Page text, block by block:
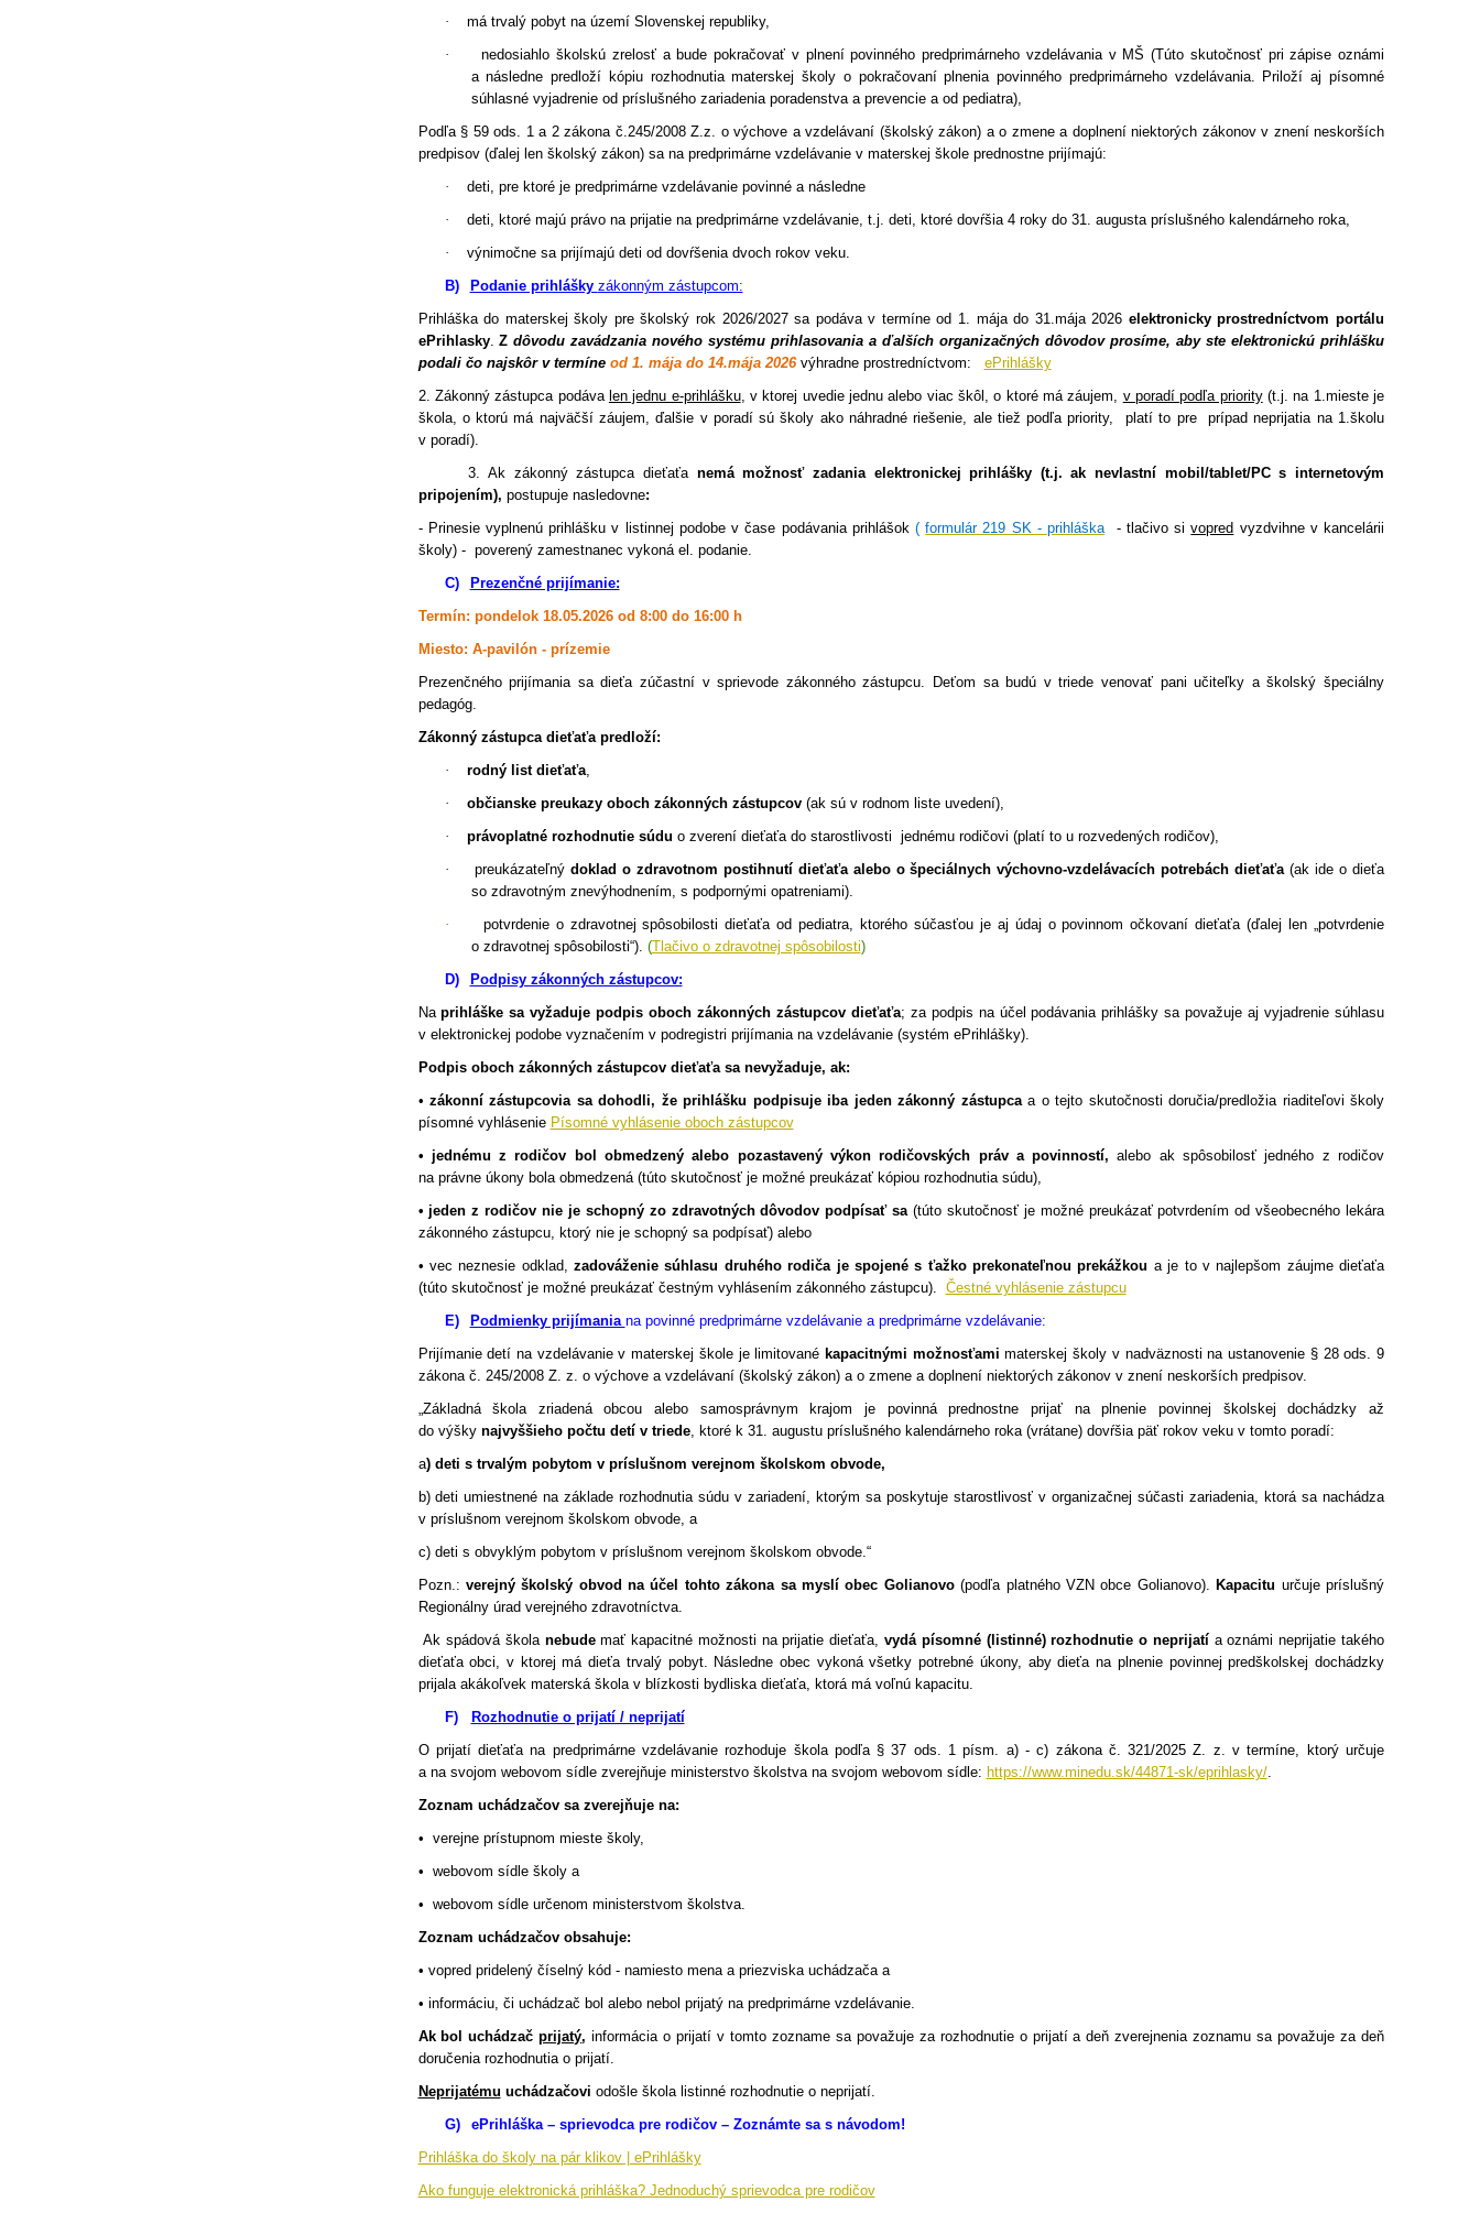
·
má trvalý pobyt na území Slovenskej republiky,
·
nedosiahlo školskú zrelosť a bude pokračovať v plnení povinného predprimárneho vzdelávania v MŠ (Túto skutočnosť pri zápise oznámi
a následne predloží kópiu rozhodnutia materskej školy o pokračovaní plnenia povinného predprimárneho vzdelávania. Priloží aj písomné
súhlasné vyjadrenie od príslušného zariadenia poradenstva a prevencie a od pediatra),
Podľa § 59 ods. 1 a 2 zákona č.245/2008 Z.z. o výchove a vzdelávaní (školský zákon) a o zmene a doplnení niektorých zákonov v znení neskorších
predpisov (ďalej len školský zákon) sa na predprimárne vzdelávanie v materskej škole prednostne prijímajú:
·
deti, pre ktoré je predprimárne vzdelávanie povinné a následne
·
deti, ktoré majú právo na prijatie na predprimárne vzdelávanie, t.j. deti, ktoré dovŕšia 4 roky do 31. augusta príslušného kalendárneho roka,
·
výnimočne sa prijímajú deti od dovŕšenia dvoch rokov veku.
B)
Podanie prihlášky zákonným zástupcom:
Prihláška do materskej školy pre školský rok 2026/2027 sa podáva v termíne od 1. mája do 31.mája 2026 elektronicky prostredníctvom portálu
ePrihlasky.Z dôvodu zavádzania nového systému prihlasovania a ďalších organizačných dôvodov prosíme, aby ste elektronickú prihlášku
podali čo najskôr v termíne od 1. mája do 14.mája 2026 výhradne prostredníctvom: ePrihlášky
2. Zákonný zástupca podáva len jednu e-prihlášku, v ktorej uvedie jednu alebo viac škôl, o ktoré má záujem, v poradí podľa priority(t.j. na 1.mieste je
škola, o ktorú má najväčší záujem, ďalšie v poradí sú školy ako náhradné riešenie, ale tiež podľa priority,
platí to pre prípad neprijatia na 1.školu
v poradí).
3. Ak zákonný zástupca dieťaťanemá možnosť zadania elektronickej prihlášky (t.j. ak nevlastní mobil/tablet/PC s internetovým
pripojením), postupuje nasledovne:
- Prinesie vyplnenú prihlášku v listinnej podobe v čase podávania prihlášok(formulár 219 SK - prihláška - tlačivo sivopred vyzdvihne v kancelárii
školy) - poverený zamestnanec vykoná el. podanie.
C)
Prezenčné prijímanie:
Termín: pondelok 18.05.2026 od 8:00 do 16:00 h
Miesto: A-pavilón - prízemie
Prezenčného prijímania sa dieťa zúčastní v sprievode zákonného zástupcu. Deťom sa budú v triede venovať pani učiteľky a školský špeciálny
pedagóg.
Zákonný zástupca dieťaťa predloží:
·
rodný list dieťaťa,
·
občianske preukazy oboch zákonných zástupcov(ak sú v rodnom liste uvedení),
·
právoplatné rozhodnutie súdu o zverení dieťaťa do starostlivosti jednému rodičovi (platí to u rozvedených rodičov),
·
preukázateľný doklad o zdravotnom postihnutí dieťaťa alebo o špeciálnych výchovno-vzdelávacích potrebách dieťaťa(ak ide o dieťa
so zdravotným znevýhodnením, s podpornými opatreniami).
·
potvrdenie o zdravotnej spôsobilosti dieťaťa od pediatra, ktorého súčasťou je aj údaj o povinnom očkovaní dieťaťa (ďalej len „potvrdenie
o zdravotnej spôsobilosti“). (Tlačivo o zdravotnej spôsobilosti)
D)
Podpisy zákonných zástupcov:
Naprihláške sa vyžaduje podpis oboch zákonných zástupcov dieťaťa; za podpis na účel podávania prihlášky sa považuje aj vyjadrenie súhlasu
v elektronickej podobe vyznačením v podregistri prijímania na vzdelávanie (systém ePrihlášky).
Podpis oboch zákonných zástupcov dieťaťa sa nevyžaduje, ak:
• zákonní zástupcovia sa dohodli, že prihlášku podpisuje iba jeden zákonný zástupcaa o tejto skutočnosti doručia/predložia riaditeľovi školy
písomné vyhlásenie Písomné vyhlásenie oboch zástupcov
• jednému z rodičov bol obmedzený alebo pozastavený výkon rodičovských práv a povinností, alebo ak spôsobilosť jedného z rodičov
na právne úkony bola obmedzená (túto skutočnosť je možné preukázať kópiou rozhodnutia súdu),
• jeden z rodičov nie je schopný zo zdravotných dôvodov podpísať sa (túto skutočnosť je možné preukázať potvrdením od všeobecného lekára
zákonného zástupcu, ktorý nie je schopný sa podpísať) alebo
• vec neznesie odklad,
zadováženie súhlasu druhého rodiča je spojené s ťažko prekonateľnou prekážkou a je to v najlepšom záujme dieťaťa
(túto skutočnosť je možné preukázať čestným vyhlásením zákonného zástupcu). Čestné vyhlásenie zástupcu
E)
Podmienky prijímania na povinné predprimárne vzdelávanie a predprimárne vzdelávanie:
Prijímanie detí na vzdelávanie v materskej škole je limitované kapacitnými možnosťami materskej školy v nadväznosti na ustanovenie § 28 ods. 9
zákona č. 245/2008 Z. z. o výchove a vzdelávaní (školský zákon) a o zmene a doplnení niektorých zákonov v znení neskorších predpisov.
„Základná škola zriadená obcou alebo samosprávnym krajom je povinná prednostne prijať na plnenie povinnej školskej dochádzky až
do výšky najvyššieho počtu detí v triede, ktoré k 31. augustu príslušného kalendárneho roka (vrátane) dovŕšia päť rokov veku v tomto poradí:
a) deti s trvalým pobytom v príslušnom verejnom školskom obvode,
b) deti umiestnené na základe rozhodnutia súdu v zariadení, ktorým sa poskytuje starostlivosť v organizačnej súčasti zariadenia, ktorá sa nachádza
v príslušnom verejnom školskom obvode, a
c) deti s obvyklým pobytom v príslušnom verejnom školskom obvode.“
Pozn.: verejný školský obvod na účel tohto zákona sa myslí obec Golianovo(podľa platného VZN obce Golianovo). Kapacitu určuje príslušný
Regionálny úrad verejného zdravotníctva.
Ak spádová škola nebudemať kapacitné možnosti na prijatie dieťaťa,vydá písomné (listinné) rozhodnutie o neprijatía oznámi neprijatie takého
dieťaťa obci, v ktorej má dieťa trvalý pobyt. Následne obec vykoná všetky potrebné úkony, aby dieťa na plnenie povinnej predškolskej dochádzky
prijala akákoľvek materská škola v blízkosti bydliska dieťaťa, ktorá má voľnú kapacitu.
F)
Rozhodnutie o prijatí / neprijatí
O prijatí dieťaťa na predprimárne vzdelávanie rozhoduje škola podľa § 37 ods. 1 písm. a) - c) zákona č. 321/2025 Z. z. v termíne, ktorý určuje
a na svojom webovom sídle zverejňuje ministerstvo školstva na svojom webovom sídle: https://www.minedu.sk/44871-sk/eprihlasky/.
Zoznam uchádzačov sa zverejňuje na:
• verejne prístupnom mieste školy,
• webovom sídle školy a
• webovom sídle určenom ministerstvom školstva.
Zoznam uchádzačov obsahuje:
• vopred pridelený číselný kód - namiesto mena a priezviska uchádzača a
• informáciu, či uchádzač bol alebo nebol prijatý na predprimárne vzdelávanie.
Ak bol uchádzačprijatý, informácia o prijatí v tomto zozname sa považuje za rozhodnutie o prijatí a deň zverejnenia zoznamu sa považuje za deň
doručenia rozhodnutia o prijatí.
Neprijatému uchádzačovi odošle škola listinné rozhodnutie o neprijatí.
G)
ePrihláška – sprievodca pre rodičov – Zoznámte sa s návodom!
Prihláška do školy na pár klikov | ePrihlášky
Ako funguje elektronická prihláška? Jednoduchý sprievodca pre rodičov